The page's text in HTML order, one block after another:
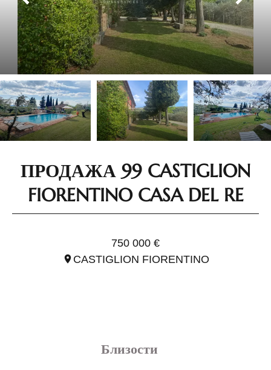
ПРОДАЖА 99 CASTIGLION
FIORENTINO CASA DEL RE
750 000 €
CASTIGLION FIORENTINO
Близости